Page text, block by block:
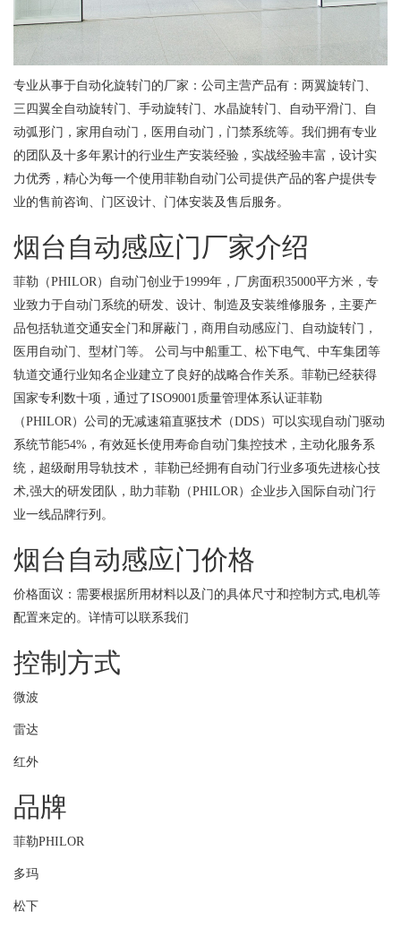
专业从事于自动化旋转门的厂家：公司主营产品有：两翼旋转门、
三四翼全自动旋转门、手动旋转门、水晶旋转门、自动平滑门、自
动弧形门，家用自动门，医用自动门，门禁系统等。我们拥有专业
的团队及十多年累计的行业生产安装经验，实战经验丰富，设计实
力优秀，精心为每一个使用菲勒自动门公司提供产品的客户提供专
业的售前咨询、门区设计、门体安装及售后服务。
烟台自动感应门厂家介绍
菲勒（PHILOR）自动门创业于1999年，厂房面积35000平方米，专
业致力于自动门系统的研发、设计、制造及安装维修服务，主要产
品包括轨道交通安全门和屏蔽门，商用自动感应门、自动旋转门，
医用自动门、型材门等。 公司与中船重工、松下电气、中车集团等
轨道交通行业知名企业建立了良好的战略合作关系。菲勒已经获得
国家专利数十项，通过了ISO9001质量管理体系认证菲勒
（PHILOR）公司的无减速箱直驱技术（DDS）可以实现自动门驱动
系统节能54%，有效延长使用寿命自动门集控技术，主动化服务系
统，超级耐用导轨技术， 菲勒已经拥有自动门行业多项先进核心技
术,强大的研发团队，助力菲勒（PHILOR）企业步入国际自动门行
业一线品牌行列。
烟台自动感应门价格
价格面议：需要根据所用材料以及门的具体尺寸和控制方式,电机等
配置来定的。详情可以联系我们
控制方式
微波
雷达
红外
品牌
菲勒PHILOR
多玛
松下